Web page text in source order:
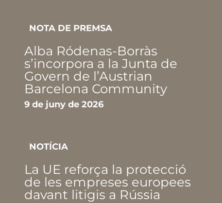
NOTA DE PREMSA
Alba Ródenas-Borràs
s’incorpora a la Junta de
Govern de l’Austrian
Barcelona Community
9 de juny de 2026
NOTÍCIA
La UE reforça la protecció
de les empreses europees
davant litigis a Rússia